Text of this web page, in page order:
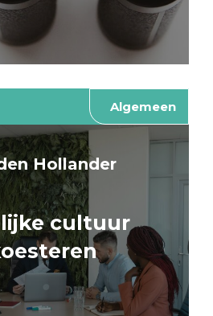
Algemeen
Hollander
cultuur